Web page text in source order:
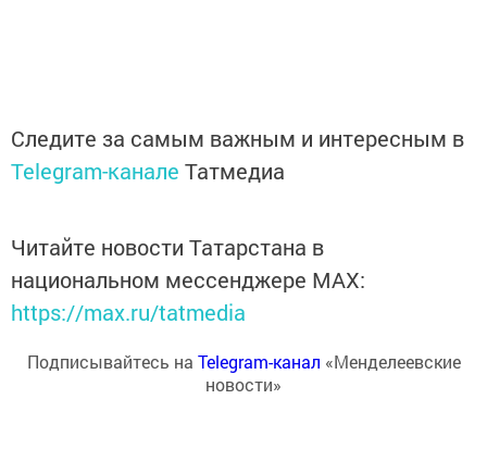
Следите за самым важным и интересным в
Telegram-канале Татмедиа
Читайте новости Татарстана в
национальном мессенджере MАХ:
https://max.ru/tatmedia
Подписывайтесь на Telegram-канал «Менделеевские
новости»